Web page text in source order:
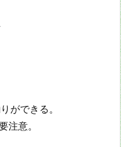
ができる。
意。